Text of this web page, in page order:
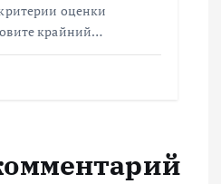
оценки
крайний…